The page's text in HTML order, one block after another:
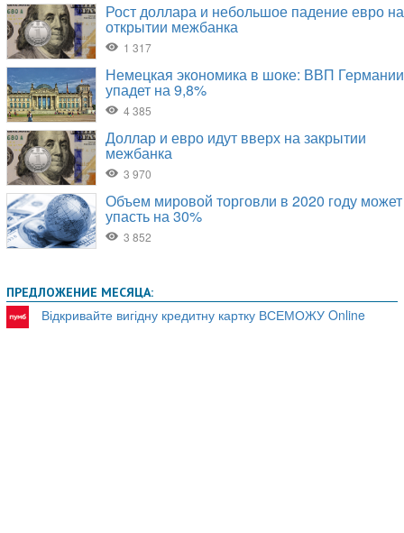
ПРЕДЛОЖЕНИЕ МЕСЯЦА:
Відкривайте вигідну кредитну картку ВСЕМОЖУ Online